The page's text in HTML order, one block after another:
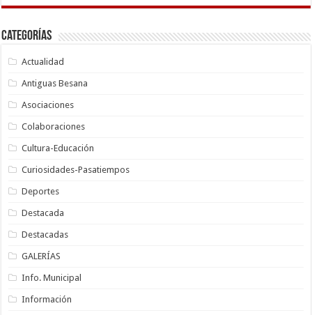
Categorías
Actualidad
Antiguas Besana
Asociaciones
Colaboraciones
Cultura-Educación
Curiosidades-Pasatiempos
Deportes
Destacada
Destacadas
GALERÍAS
Info. Municipal
Información